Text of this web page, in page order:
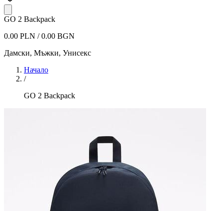
GO 2 Backpack
0.00 PLN / 0.00 BGN
Дамски, Мъжки, Унисекс
Начало
/
GO 2 Backpack